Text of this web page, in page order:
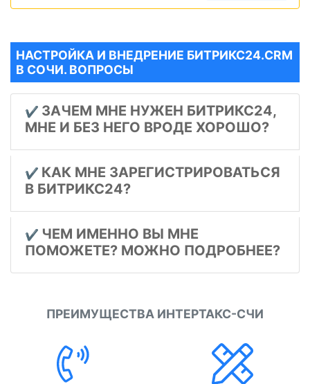
НАСТРОЙКА И ВНЕДРЕНИЕ БИТРИКС24.CRM
В СОЧИ. ВОПРОСЫ
✔️ ЗАЧЕМ МНЕ НУЖЕН БИТРИКС24,
МНЕ И БЕЗ НЕГО ВРОДЕ ХОРОШО?
✔️ КАК МНЕ ЗАРЕГИСТРИРОВАТЬСЯ
В БИТРИКС24?
✔️ ЧЕМ ИМЕННО ВЫ МНЕ
ПОМОЖЕТЕ? МОЖНО ПОДРОБНЕЕ?
ПРЕИМУЩЕСТВА ИНТЕРТАКС-СЧИ